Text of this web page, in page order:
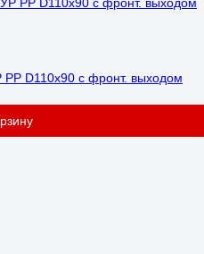
D110x90 с фронт. выходом